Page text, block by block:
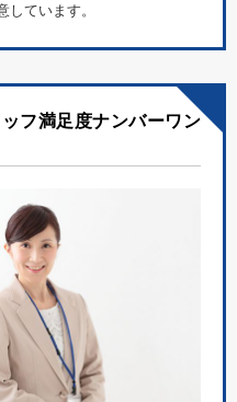
ています。
フ満足度ナンバーワン